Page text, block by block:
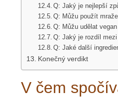
Q: Jaký je nejlepší
Q: Můžu použít
Q: Můžu udělat
Q: Jaký je rozdíl
Q: Jaké další
Konečný verdikt
V čem